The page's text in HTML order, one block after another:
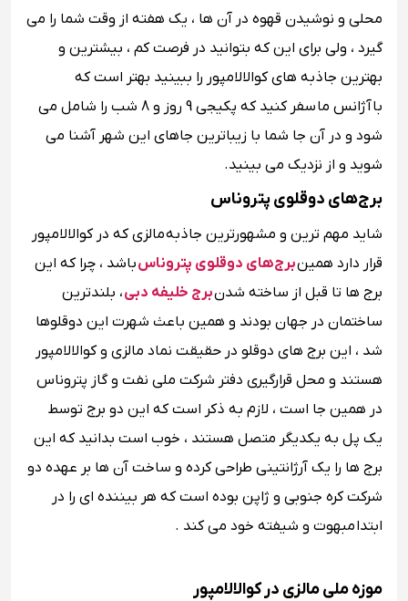
محلی و نوشیدن قهوه در آن ها ، یک هفته از وقت شما را می
گیرد ، ولی برای این که بتوانید در فرصت کم ، بیشترین و
بهترین جاذبه های کوالالامپور را ببینید بهتر است که
باآژانس ما
سفر کنید که پکیجی 9 روز و 8 شب را شامل می
شود و در آن جا شما با زیباترین جاهای این شهر آشنا می
شوید و از نزدیک می بینید.
برج‌های دوقلوی پتروناس
شاید مهم ترین و مشهورترین جاذبه مالزی که در کوالالامپور
قرار دارد همینبرج‌های دوقلوی پتروناسباشد ، چرا که این
برج ها تا قبل از ساخته شدنبرج خلیفه دبی، بلندترین
ساختمان در جهان بودند و همین باعث شهرت این دوقلوها
شد ، این برج های دوقلو در حقیقت نماد مالزی و کوالالامپور
هستند و محل قرارگیری دفتر شرکت ملی نفت و گاز پتروناس
در همین جا است ، لازم به ذکر است که این دو برج توسط
یک پل به یکدیگر متصل هستند ، خوب است بدانید که این
برج ها را یک آرژانتینی طراحی کرده و ساخت آن ها بر عهده دو
شرکت کره جنوبی و ژاپن بوده است که هر بیننده ای را در
ابتدا مبهوت و شیفته خود می کند .
موزه ملی مالزی در کوالالامپور